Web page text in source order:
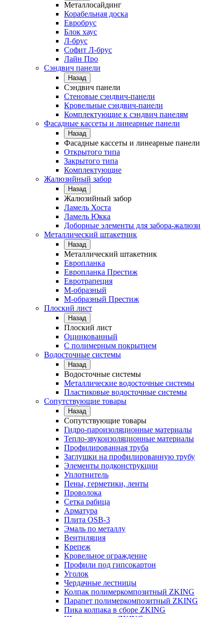
Металлосайдинг
Корабельная доска
Евробрус
Блок хаус
Л-брус
Софит Л-брус
Лайн Про
Сэндвич панели
Назад
Сэндвич панели
Стеновые сэндвич-панели
Кровельные сэндвич-панели
Комплектующие к сэндвич панелям
Фасадные кассеты и линеарные панели
Назад
Фасадные кассеты и линеарные панели
Открытого типа
Закрытого типа
Комплектующие
Жалюзийный забор
Назад
Жалюзийный забор
Ламель Хоста
Ламель Юкка
Доборные элементы для забора-жалюзи
Металлический штакетник
Назад
Металлический штакетник
Европланка
Европланка Престиж
Евротрапеция
М-образный
М-образный Престиж
Плоский лист
Назад
Плоский лист
Оцинкованный
С полимерным покрытием
Водосточные системы
Назад
Водосточные системы
Металлические водосточные системы
Пластиковые водосточные системы
Сопутствующие товары
Назад
Сопутствующие товары
Гидро-пароизоляционные материалы
Тепло-звукоизоляционные материалы
Профилированная труба
Заглушки на профилированную трубу
Элементы подконструкции
Уплотнитель
Пены, герметики, ленты
Проволока
Сетка рабица
Арматура
Плита OSB-3
Эмаль по металлу
Вентиляция
Крепеж
Кровельное ограждение
Профили под гипсокартон
Уголок
Чердачные лестницы
Колпак полимеркомпозитный ZKING
Парапет полимеркомпозитный ZKING
Пика колпака в сборе ZKING